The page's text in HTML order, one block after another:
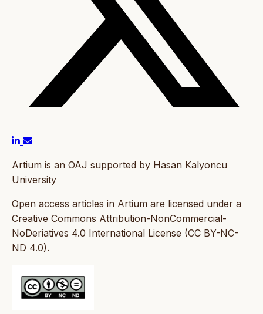
Artium is an OAJ supported by Hasan Kalyoncu
University
Open access articles in Artium are licensed under a
Creative Commons Attribution-NonCommercial-
NoDeriatives 4.0 International License (CC BY-NC-
ND 4.0).